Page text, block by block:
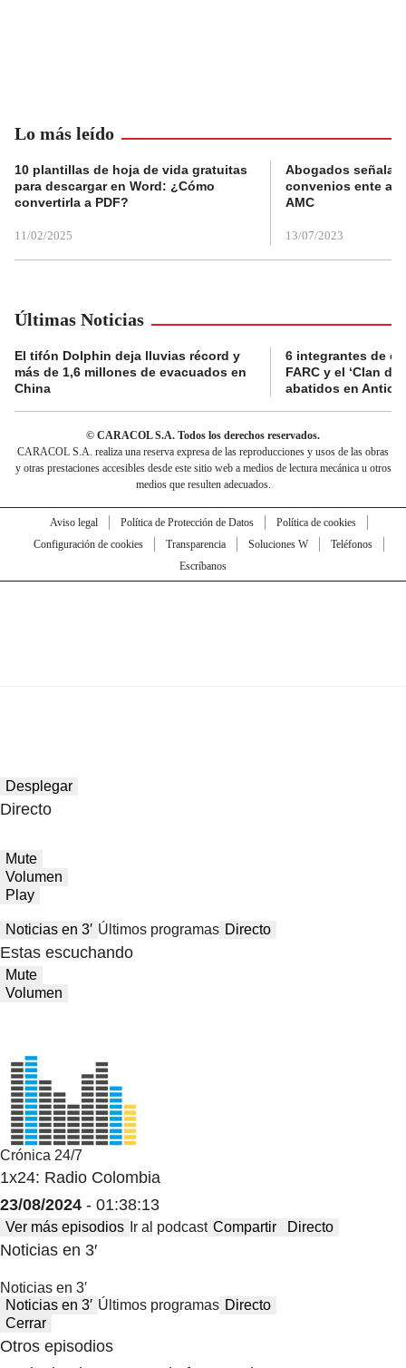
Lo más leído
10 plantillas de hoja de vida gratuitas
para descargar en Word: ¿Cómo
convertirla a PDF?
11/02/2025
Abogados
convenios ente
AMC
13/07/2023
Últimas Noticias
El tifón Dolphin deja lluvias récord y
más de 1,6 millones de evacuados en
China
6 integrantes de
FARC y el ‘Clan
abatidos en
© CARACOL S.A. Todos los derechos reservados.
CARACOL S.A. realiza una reserva expresa de las reproducciones y usos de las obras
y otras prestaciones accesibles desde este sitio web a medios de lectura mecánica u otros
medios que resulten adecuados.
Aviso legal Política de Protección de Datos
Política de cookies
Configuración de cookies
Transparencia Soluciones W
Teléfonos
Escríbanos
Desplegar
Directo
Mute
Volumen
Play
Noticias en 3′ Últimos programas Directo
Estas escuchando
Mute
Volumen
Crónica 24/7
1x24: Radio Colombia
23/08/2024 - 01:38:13
Ver más episodios Ir al podcast Compartir Directo
Noticias en 3′
Noticias en 3′
Noticias en 3′ Últimos programas Directo
Cerrar
Otros episodios